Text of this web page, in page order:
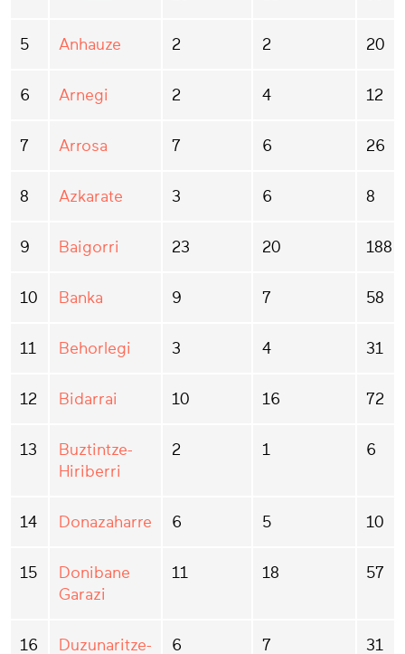
5 Anhauze 2 2 20
6 Arnegi 2 4 12
7 Arrosa 7 6 26
8 Azkarate 3 6 8
9 Baigorri 23 20 188
10 Banka 9 7 58
11 Behorlegi 3 4 31
12 Bidarrai 10 16 72
13
Buztintze-
Hiriberri
2 1 6
14 Donazaharre 6 5 10
15
Donibane
Garazi
11 18 57
16
Duzunaritze-
6 7 31